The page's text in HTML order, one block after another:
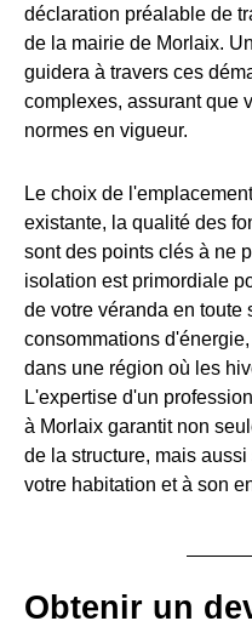
déclaration préalable de
de la mairie de Morlaix.
guidera à travers ces
complexes, assurant que
normes en vigueur.
Le choix de
existante, la qualité des
sont des points clés à ne
isolation est primordiale
de votre véranda en toute
consommations
dans une région où les
L'expertise d'un
à Morlaix garantit non
de la structure, mais
votre habitation et à son
Obtenir un